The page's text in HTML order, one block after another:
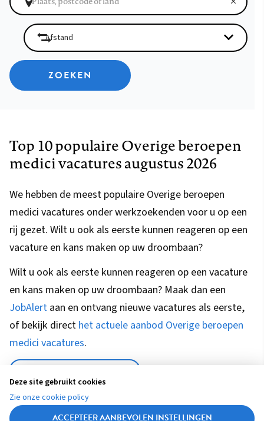
ZOEKEN
Top 10 populaire Overige beroepen
medici vacatures augustus 2026
We hebben de meest populaire Overige beroepen
medici vacatures onder werkzoekenden voor u op een
rij gezet. Wilt u ook als eerste kunnen reageren op een
vacature en kans maken op uw droombaan?
Wilt u ook als eerste kunnen reageren op een vacature
en kans maken op uw droombaan? Maak dan een
JobAlert aan en ontvang nieuwe vacatures als eerste,
of bekijk direct het actuele aanbod Overige beroepen
medici vacatures.
Deze site gebruikt cookies
Zie onze cookie policy
ACCEPTEER AANBEVOLEN INSTELLINGEN